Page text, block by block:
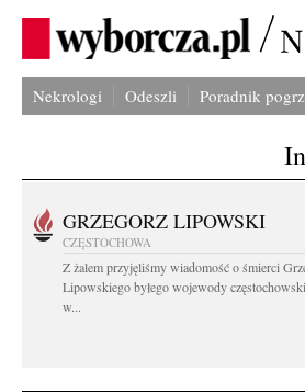
Nekrologi Odeszli Poradnik
GRZEGORZ LIPOWSKI
CZĘSTOCHOWA
Z żalem przyjęliśmy wiadomość o śmierci
Lipowskiego byłego wojewody
w...